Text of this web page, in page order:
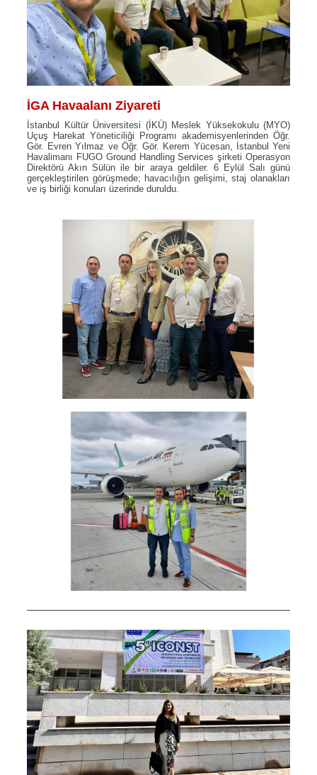
İGA Havaalanı Ziyareti
İstanbul Kültür Üniversitesi (İKÜ) Meslek Yüksekokulu (MYO)
Uçuş Harekat Yöneticiliği Programı akademisyenlerinden Öğr.
Gör. Evren Yılmaz ve Öğr. Gör. Kerem Yücesan, İstanbul Yeni
Havalimanı FUGO Ground Handling Services şirketi Operasyon
Direktörü Akın Sülün ile bir araya geldiler. 6 Eylül Salı günü
gerçekleştirilen görüşmede; havacılığın gelişimi, staj olanakları
ve iş birliği konuları üzerinde duruldu.